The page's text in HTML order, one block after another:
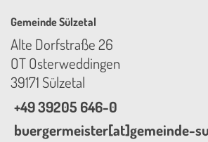
Gemeinde Sülzetal
Alte Dorfstraße 26
OT Osterweddingen
39171 Sülzetal
+49 39205 646-0
buergermeister[at]gemeinde-